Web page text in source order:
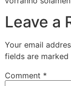
Leave a
Your email
fields are marked
Comment *